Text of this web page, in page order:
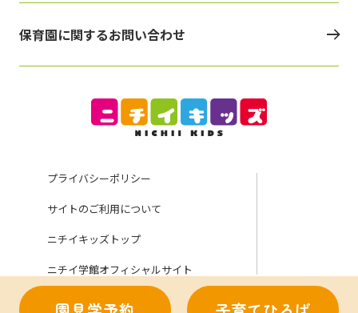
プライバシーポリシー
サイトのご利用について
ニチイキッズトップ
ニチイ学館オフィシャルサイト
保育園に関するお問い合わせ